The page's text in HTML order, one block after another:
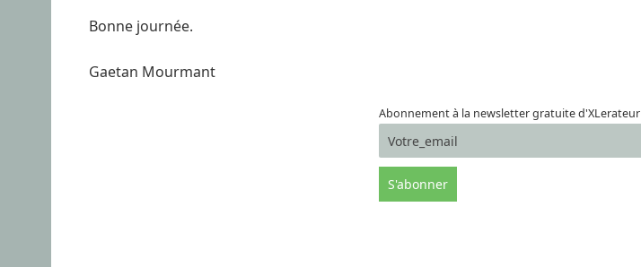
Bonne journée.
Gaetan Mourmant
Abonnement à la newsletter gratuite d'XLerateur